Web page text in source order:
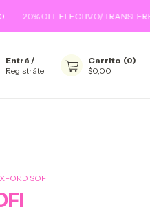
OFF EFECTIVO/ TRANSFERENCIA
Entrá /
Registráte
Carrito (0)
$0,00
SOFI